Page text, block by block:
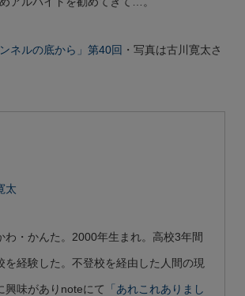
ネルの底から」第40回 ・写真は古川寛太さ
太
わ・かんた。2000年生まれ。高校3年間
を経験した。不登校を経由した人間の現
興味がありnoteにて 「あれこれありまし